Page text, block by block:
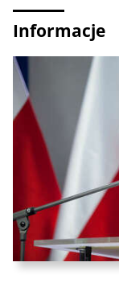
Informacje